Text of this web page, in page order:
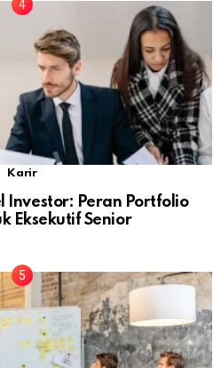
Karir
Investor: Peran Portfolio
Eksekutif Senior